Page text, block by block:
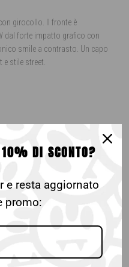
girocollo. Il fronte è
dal forte impatto grafico con
smile a contrasto. Un capo
stile street.
DI SCONTO?
e resta aggiornato
promo: